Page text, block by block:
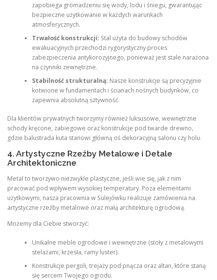
zapobiega gromadzeniu się wody, lodu i śniegu, gwarantując
bezpieczne użytkowanie w każdych warunkach
atmosferycznych.
Trwałość konstrukcji: Stal użyta do budowy schodów
ewakuacyjnych przechodzi rygorystyczny proces
zabezpieczenia antykorozyjnego, ponieważ jest stale narażona
na czynniki zewnętrzne.
Stabilność strukturalną: Nasze konstrukcje są precyzyjnie
kotwione w fundamentach i ścianach nośnych budynków, co
zapewnia absolutną sztywność.
Dla klientów prywatnych tworzymy również luksusowe, wewnętrzne
schody kręcone, zabiegowe oraz konstrukcje pod twarde drewno,
gdzie balustrada kuta stanowi główną oś dekoracyjną salonu czy holu.
4. Artystyczne Rzeźby Metalowe i Detale
Architektoniczne
Metal to tworzywo niezwykle plastyczne, jeśli wie się, jak z nim
pracować pod wpływem wysokiej temperatury. Poza elementami
użytkowymi, nasza pracownia w Sulejówku realizuje zamówienia na
artystyczne rzeźby metalowe oraz małą architekturę ogrodową.
Możemy dla Ciebie stworzyć:
Unikalne meble ogrodowe i wewnętrzne (stoły z metalowymi
stelażami, krzesła, ramy luster).
Konstrukcje pergoli, trejaży pod pnącza oraz altan, które staną
się sercem Twojego ogrodu.